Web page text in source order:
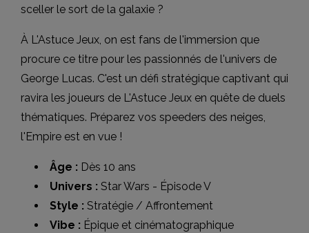
sceller le sort de la galaxie ?
À L'Astuce Jeux, on est fans de l'immersion que
procure ce titre pour les passionnés de l'univers de
George Lucas. C'est un défi stratégique captivant qui
ravira les joueurs de L'Astuce Jeux en quête de duels
thématiques. Préparez vos speeders des neiges,
l'Empire est en vue !
Âge : Dès 10 ans
Univers : Star Wars - Épisode V
Style : Stratégie / Affrontement
Vibe : Épique et cinématographique